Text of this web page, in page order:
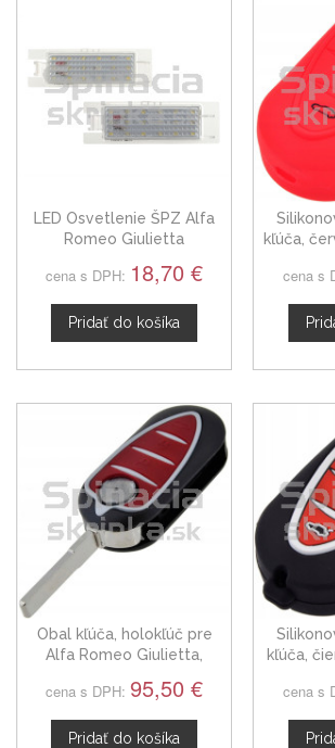
LED Osvetlenie ŠPZ Alfa
Romeo Giulietta
cena s DPH: 18,70 €
Pridať do košíka
kľúča,
cena s
Obal kľúča, holokľúč pre
Alfa Romeo Giulietta,
10-16
cena s DPH: 95,50 €
Pridať do košíka
kľúča,
cena s